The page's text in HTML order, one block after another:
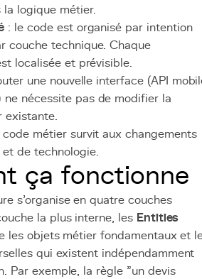
logique métier.
: le code est organisé par intention
couche technique. Chaque
localisée et prévisible.
une nouvelle interface (API
ne nécessite pas de modifier la
existante.
métier survit aux changements
de technologie.
ça fonctionne
s'organise en quatre couches
la plus interne, les Entities
les objets métier fondamentaux et
qui existent indépendamment
Par exemple, la règle "un devis